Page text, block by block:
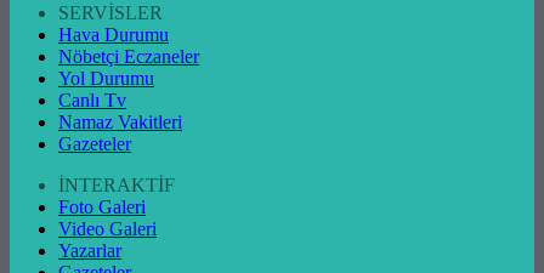
SERVİSLER
Hava Durumu
Nöbetçi Eczaneler
Yol Durumu
Canlı Tv
Namaz Vakitleri
Gazeteler
İNTERAKTİF
Foto Galeri
Video Galeri
Yazarlar